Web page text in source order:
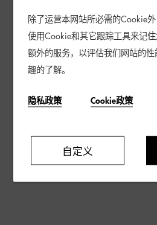
除了运营本网站所必需的Cookie
使用Cookie和其它跟踪工具来记
额外的服务，以评估我们网站的
趣的了解。
隐私政策 Cookie政策
自定义